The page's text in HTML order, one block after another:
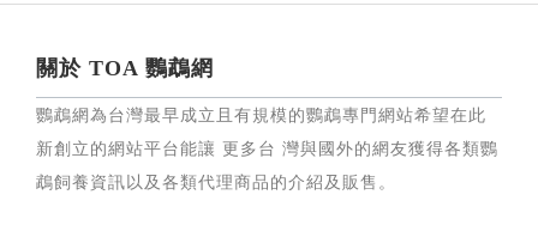
關於 TOA 鸚鵡網
鸚鵡網為台灣最早成立且有規模的鸚鵡專門網站希望在此
新創立的網站平台能讓 更多台 灣與國外的網友獲得各類鸚
鵡飼養資訊以及各類代理商品的介紹及販售。